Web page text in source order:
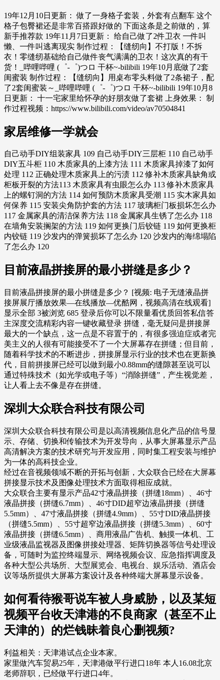
19年12月10日更新： 做了一身格子套装，外套有点翻车 这个
格子包臀裙还是非常百搭跟好做的 下面这条是之前做的，算
新手推荐款 19年11月7日更新： 给自己做了2件卫衣 一件叫
懒、一件叫逃离现实 制作过程：【缝纫向】不打版！不拆
衣！零缝纫基础给自己做件丧气满满的卫衣！这次真的有干
货！_哔哩哔哩 (゜-゜)つロ 干杯~-bilibili 19年10月底做了2套
闺蜜装 制作过程：【缝纫向】用桌布零头料做了2条裙子，配
了2套闺蜜装～_哔哩哔哩 (゜-゜)つロ 干杯~-bilibili 19年10月8
日更新： 十一宅家里给怀孕的好朋友做了套裙 上身效果： 制
作过程视频：https://www.bilibili.com/video/av70504841
家居维修一学就会
自己动手DIY组装家具 109 自己动手DIY三层柜 110 自己动手
DIY五斗柜 110 木质家具的上漆方法 111 木质家具掉漆了如何
处理 112 正确处理木质家具上的污渍 112 修补木质家具缺角或
柜板开裂的方法113 木质家具有虫眼怎么办 113 修补木质家具
上的螺钉洞的方法 114 如何预防木质家具受潮 115 实木家具如
何保养 115 安装尖角防护套的方法 117 玻璃柜门板损坏怎么办
117 金属家具的清洁保养方法 118 金属家具生锈了怎么办 118
在墙角安装搁架的方法 119 如何更换门后铰链 119 如何更换柜
内铰链 119 沙发内的弹簧损坏了怎么办 120 沙发内的海绵塌陷
了怎么办 120
目前液晶拼接屏的最小拼缝是多少？
目前液晶拼接屏的最小拼缝是多少？ [视频: 电子无缝液晶拼
接屏展厅播放效果—在线播放—优酷网，视频高清在线观看]
显示全部 3被浏览 685 登录后你可以不限量看优质回答私信答
主深度交流精彩内容一键收藏登录 拼缝，毫无疑问是拼接屏
最大的一个缺点，这一点是不容置于的，有很多强迫症或者完
美主义的人很有可能接受不了一个大屏幕存在拼缝；但目前，
随着科学技术的不断进步，拼接屏显示行业的技术也在更新换
代，目前拼接屏已经可以做到最小0.88mm的缝隙甚至说可以
通过特殊技术（如光学或电子等）“消除拼缝”，产生视觉差，
让人看上去不像是存在拼缝。
深圳大众联合科技有限公司
深圳大众联合科技有限公司是以高清视频信息化产品的信号显
示、存储、切换和传输技术为开发导向，从事大屏幕显示产品
高清解决方案的技术研究与开发应用，同时集工程安装与维护
为一体的高科技企业。
经过在音视频领域不断的开拓与创新，大众联合已经在大屏幕
拼接显示技术及图像处理技术方面取得相应成就。
大众联合主要有显示产品42寸液晶拼接（拼缝18mm）、46寸
液晶拼接（拼缝6.7mm）、46寸DID超窄边液晶拼接（拼缝
5.5mm）、47寸液晶拼接（拼缝4.9mm）、55寸DID液晶拼接
（拼缝5.5mm）、55寸超窄边液晶拼接（拼缝5.3mm）、60寸
液晶拼接（拼缝6.5mm）、商用液晶广告机、触摸一体机、工
业级液晶监视器及图像拼接处理器、矩阵切换器等信号处理设
备，可随时为监控终端显示、网络视频会议、应急指挥调度及
各种大型公共场所、大型展览会、电视台、娱乐活动、酒店会
议等场所提供大屏幕方案设计及各种终端大屏幕显示设备。
如何看待猴哥说车被人身威胁，以及某短
视频平台收天津港的不良商家（甚至不止
天津的）的烂钱昧着良心删视频?
利益相关：天津港试点企业本家。
家里做汽车贸易25年，天津港做平行进口18年 本人16.08北京
老师辞职，已经做平行进口4年。